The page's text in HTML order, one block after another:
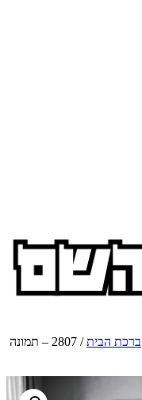
ברכת הבית
/ 2807 – תמונה